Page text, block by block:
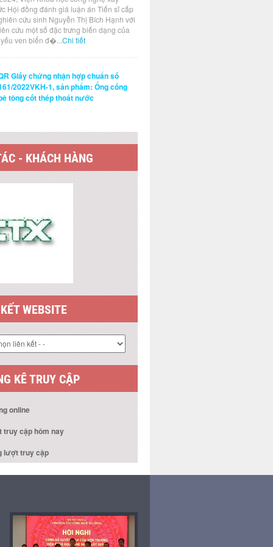
Hội đồng đánh giá luận án Tiến sĩ cấp
cứu sinh Nguyễn Thị Bích Hạnh với
cứu một số đặc trưng biến dạng của
ven biển đ�...Chi tiết
Giấy chứng nhận hợp chuẩn số
2022VKH-1, sản phẩm: Ống cống
tông cốt thép thoát nước
- KHÁCH HÀNG
WEBSITE
KÊ TRUY CẬP
online
truy cập hôm nay
lượt truy cập